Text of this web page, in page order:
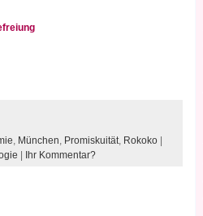
München Promiskuität Rokoko |
| Ihr Kommentar?